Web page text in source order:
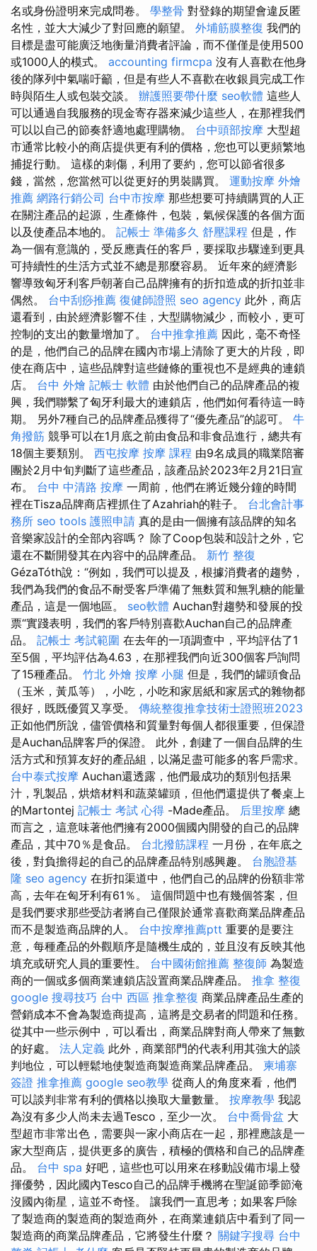
名或身份證明來完成問卷。 學整骨 對登錄的期望會違反匿
名性，並大大減少了對回應的願望。 外埔筋膜整復 我們的
目標是盡可能廣泛地衡量消費者評論，而不僅僅是使用500
或1000人的模式。 accounting firmcpa 沒有人喜歡在他身
後的隊列中氣喘吁籲，但是有些人不喜歡在收銀員完成工作
時與陌生人或包裝交談。 辦護照要帶什麼 seo軟體 這些人
可以通過自我服務的現金寄存器來減少這些人，在那裡我們
可以以自己的節奏舒適地處理購物。 台中頭部按摩 大型超
市通常比較小的商店提供更有利的價格，您也可以更頻繁地
捕捉行動。 這樣的刺傷，利用了要約，您可以節省很多
錢，當然，您當然可以從更好的男裝購買。 運動按摩 外燴
推薦 網路行銷公司 台中市按摩 那些想要可持續購買的人正
在關注產品的起源，生產條件，包裝，氣候保護的各個方面
以及使產品本地的。 記帳士 準備多久 舒壓課程 但是，作
為一個有意識的，受反應責任的客戶，要採取步驟達到更具
可持續性的生活方式並不總是那麼容易。 近年來的經濟影
響導致匈牙利客戶朝著自己品牌擁有的折扣造成的折扣並非
偶然。 台中刮痧推薦 復健師證照 seo agency 此外，商店
還看到，由於經濟影響不佳，大型購物減少，而較小，更可
控制的支出的數量增加了。 台中推拿推薦 因此，毫不奇怪
的是，他們自己的品牌在國內市場上清除了更大的片段，即
使在商店中，這些品牌對這些鏈條的重視也不是經典的連鎖
店。 台中 外燴 記帳士 軟體 由於他們自己的品牌產品的複
興，我們聯繫了匈牙利最大的連鎖店，他們如何看待這一時
期。 另外7種自己的品牌產品獲得了“優先產品”的認可。 牛
角撥筋 競爭可以在1月底之前由食品和非食品進行，總共有
18個主要類別。 西屯按摩 按摩 課程 由9名成員的職業陪審
團於2月中旬判斷了這些產品，該產品於2023年2月21日宣
布。 台中 中清路 按摩 一周前，他們在將近幾分鐘的時間
裡在Tisza品牌商店裡抓住了Azahriah的鞋子。 台北會計事
務所 seo tools 護照申請 真的是由一個擁有該品牌的知名
音樂家設計的全部內容嗎？ 除了Coop包裝和設計之外，它
還在不斷開發其在內容中的品牌產品。 新竹 整復
GézaTóth說：“例如，我們可以提及，根據消費者的趨勢，
我們為我們的食品不耐受客戶準備了無麩質和無乳糖的能量
產品，這是一個地區。 seo軟體 Auchan對趨勢和發展的投
票“實踐表明，我們的客戶特別喜歡Auchan自己的品牌產
品。 記帳士 考試範圍 在去年的一項調查中，平均評估了1
至5個，平均評估為4.63，在那裡我們向近300個客戶詢問
了15種產品。 竹北 外燴 按摩 小腿 但是，我們的罐頭食品
（玉米，黃瓜等），小吃，小吃和家居紙和家居式的雜物都
很好，既既優質又享受。 傳統整復推拿技術士證照班2023
正如他們所說，儘管價格和質量對每個人都很重要，但保證
是Auchan品牌客戶的保證。 此外，創建了一個自品牌的生
活方式和預算友好的產品組，以滿足盡可能多的客戶需求。
台中泰式按摩 Auchan還透露，他們最成功的類別包括果
汁，乳製品，烘焙材料和蔬菜罐頭，但他們還提供了餐桌上
的Martontej 記帳士 考試 心得 -Made產品。 后里按摩 總
而言之，這意味著他們擁有2000個國內開發的自己的品牌
產品，其中70％是食品。 台北撥筋課程 一月份，在年底之
後，對負擔得起的自己的品牌產品特別感興趣。 台胞證基
隆 seo agency 在折扣渠道中，他們自己的品牌的份額非常
高，去年在匈牙利有61％。 這個問題中也有幾個答案，但
是我們要求那些受訪者將自己僅限於通常喜歡商業品牌產品
而不是製造商品牌的人。 台中按摩推薦ptt 重要的是要注
意，每種產品的外觀順序是隨機生成的，並且沒有反映其他
填充或研究人員的重要性。 台中國術館推薦 整復師 為製造
商的一個或多個商業連鎖店設置商業品牌產品。 推拿 整復
google 搜尋技巧 台中 西區 推拿整復 商業品牌產品生產的
營銷成本不會為製造商提高，這將是交易者的問題和任務。
從其中一些示例中，可以看出，商業品牌對商人帶來了無數
的好處。 法人定義 此外，商業部門的代表利用其強大的談
判地位，可以輕鬆地使製造商製造商業品牌產品。 柬埔寨
簽證 推拿推薦 google seo教學 從商人的角度來看，他們
可以談判非常有利的價格以換取大量數量。 按摩教學 我認
為沒有多少人尚未去過Tesco，至少一次。 台中喬骨盆 大
型超市非常出色，需要與一家小商店在一起，那裡應該是一
家大型商店，提供更多的廣告，積極的價格和自己的品牌產
品。 台中 spa 好吧，這些也可以用來在移動設備市場上發
揮優勢，因此國內Tesco自己的品牌手機將在聖誕節季節淹
沒國內衛星，這並不奇怪。 讓我們一直思考；如果客戶除
了製造商的製造商的製造商外，在商業連鎖店中看到了同一
製造商的商業品牌產品，它將發生什麼？ 關鍵字搜尋 台中